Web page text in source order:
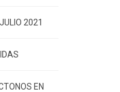
2021
EN